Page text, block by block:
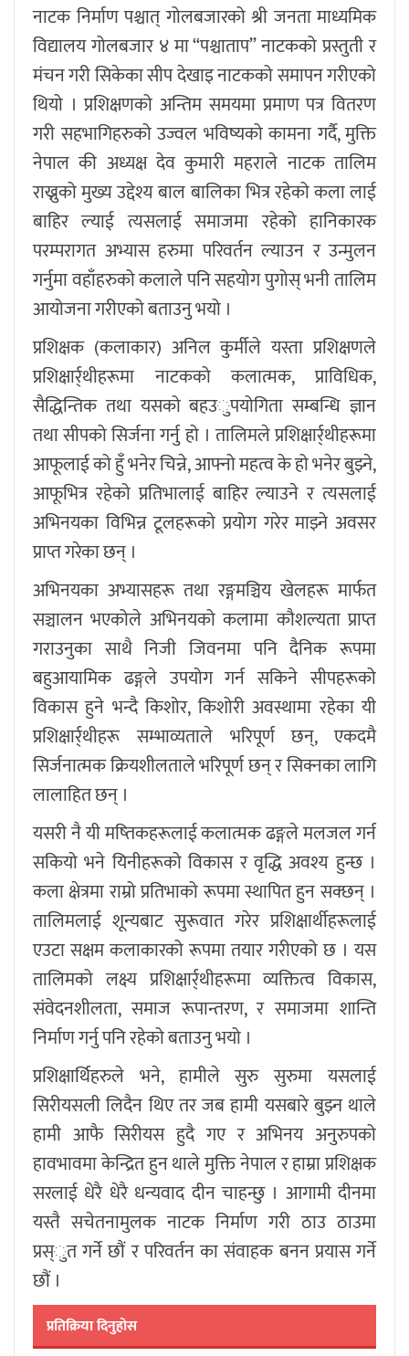
नाटक निर्माण पश्चात् गोलबजारको श्री जनता माध्यमिक
विद्यालय गोलबजार ४ मा “पश्चाताप” नाटकको प्रस्तुती र
मंचन गरी सिकेका सीप देखाइ नाटकको समापन गरीएको
थियो । प्रशिक्षणको अन्तिम समयमा प्रमाण पत्र वितरण
गरी सहभागिहरुको उज्वल भविष्यको कामना गर्दै, मुक्ति
नेपाल की अध्यक्ष देव कुमारी महराले नाटक तालिम
राख्नुको मुख्य उद्देश्य बाल बालिका भित्र रहेको कला लाई
बाहिर ल्याई त्यसलाई समाजमा रहेको हानिकारक
परम्परागत अभ्यास हरुमा परिवर्तन ल्याउन र उन्मुलन
गर्नुमा वहाँहरुको कलाले पनि सहयोग पुगोस् भनी तालिम
आयोजना गरीएको बताउनु भयो ।
प्रशिक्षक (कलाकार) अनिल कुर्मीले यस्ता प्रशिक्षणले
प्रशिक्षार्र्थीहरूमा नाटकको कलात्मक, प्राविधिक,
सैद्धिन्तिक तथा यसको बहउुपयोगिता सम्बन्धि ज्ञान
तथा सीपको सिर्जना गर्नु हो । तालिमले प्रशिक्षार्र्थीहरूमा
आफूलाई को हुँ भनेर चिन्ने, आफ्नो महत्व के हो भनेर बुझ्ने,
आफूभित्र रहेको प्रतिभालाई बाहिर ल्याउने र त्यसलाई
अभिनयका विभिन्न टूलहरूको प्रयोग गरेर माझ्ने अवसर
प्राप्त गरेका छन् ।
अभिनयका अभ्यासहरू तथा रङ्गमञ्चिय खेलहरू मार्फत
सञ्चालन भएकोले अभिनयको कलामा कौशल्यता प्राप्त
गराउनुका साथै निजी जिवनमा पनि दैनिक रूपमा
बहुआयामिक ढङ्गले उपयोग गर्न सकिने सीपहरूको
विकास हुने भन्दै किशोर, किशोरी अवस्थामा रहेका यी
प्रशिक्षार्र्थीहरू सम्भाव्यताले भरिपूर्ण छन्, एकदमै
सिर्जनात्मक क्रियशीलताले भरिपूर्ण छन् र सिक्नका लागि
लालाहित छन् ।
यसरी नै यी मष्तिकहरूलाई कलात्मक ढङ्गले मलजल गर्न
सकियो भने यिनीहरूको विकास र वृद्धि अवश्य हुन्छ ।
कला क्षेत्रमा राम्रो प्रतिभाको रूपमा स्थापित हुन सक्छन् ।
तालिमलाई शून्यबाट सुरूवात गरेर प्रशिक्षार्थीहरूलाई
एउटा सक्षम कलाकारको रूपमा तयार गरीएको छ । यस
तालिमको लक्ष्य प्रशिक्षार्र्थीहरूमा व्यक्तित्व विकास,
संवेदनशीलता, समाज रूपान्तरण, र समाजमा शान्ति
निर्माण गर्नु पनि रहेको बताउनु भयो ।
प्रशिक्षार्थिहरुले भने, हामीले सुरु सुरुमा यसलाई
सिरीयसली लिदैन थिए तर जब हामी यसबारे बुझ्न थाले
हामी आफै सिरीयस हुदै गए र अभिनय अनुरुपको
हावभावमा केन्द्रित हुन थाले मुक्ति नेपाल र हाम्रा प्रशिक्षक
सरलाई धेरै धेरै धन्यवाद दीन चाहन्छु । आगामी दीनमा
यस्तै सचेतनामुलक नाटक निर्माण गरी ठाउ ठाउमा
प्रस्ुत गर्ने छौं र परिवर्तन का संवाहक बनन प्रयास गर्ने
छौं ।
प्रतिक्रिया दिनुहोस